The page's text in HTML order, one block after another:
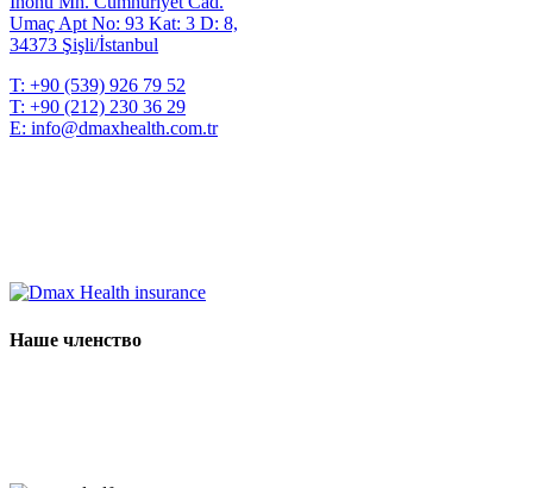
Umaç Apt No: 93 Kat: 3 D: 8,
34373 Şişli/İstanbul
T: +90 (539) 926 79 52
T: +90 (212) 230 36 29
E: info@dmaxhealth.com.tr
Наше членство